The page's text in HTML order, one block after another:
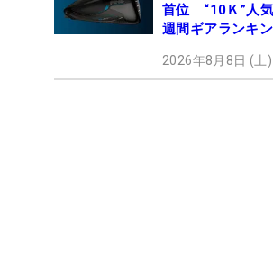
首位 “10Ｋ”人
週間ギアランキ
2026年8月8日 (土